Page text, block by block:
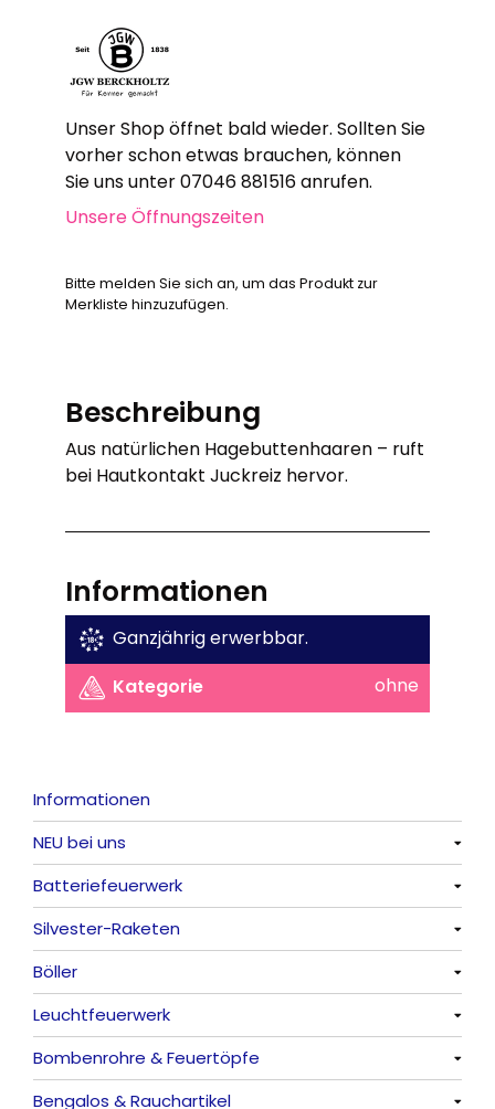
Unser Shop öffnet bald wieder. Sollten Sie
vorher schon etwas brauchen, können
Sie uns unter 07046 881516 anrufen.
Unsere Öffnungszeiten
Bitte melden Sie sich an, um das Produkt zur
Merkliste hinzuzufügen.
Beschreibung
Aus natürlichen Hagebuttenhaaren – ruft
bei Hautkontakt Juckreiz hervor.
Informationen
Ganzjährig erwerbbar.
Kategorie
ohne
Informationen
NEU bei uns
Alle anzeigen
Batteriefeuerwerk
Alle anzeigen
Silvester-Raketen
Alle anzeigen
Böller
Alle anzeigen
China-Böller
Knaller / Kanonenschläge
Leuchtfeuerwerk
Alle anzeigen
Vulkane
Bombenrohre & Feuertöpfe
Alle anzeigen
Bengalos & Rauchartikel